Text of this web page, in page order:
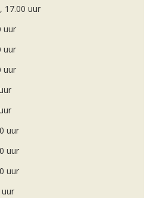
17.00 uur
uur
uur
uur
uur
uur
uur